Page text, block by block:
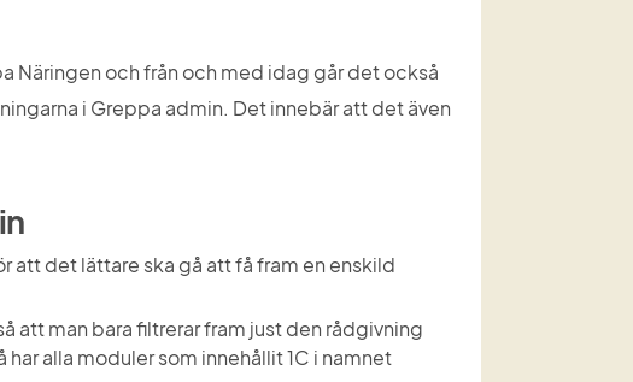
Näringen och från och med idag går det också
i Greppa admin. Det innebär att det även
att det lättare ska gå att få fram en enskild
att man bara filtrerar fram just den rådgivning
alla moduler som innehållit 1C i namnet